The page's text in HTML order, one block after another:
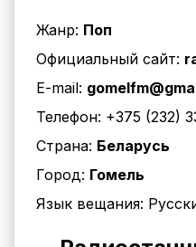
Жанр: Поп
Официальный сайт:
E-mail:
Телефон: +375 (232)
Страна: Беларусь
Город: Гомель
Язык вещания: